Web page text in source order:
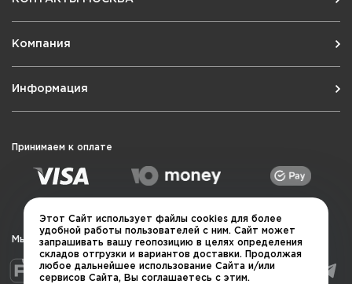
Компания
Информация
Принимаем к оплате
Мы в социальных сетях
Этот Сайт использует файлы cookies для более
удобной работы пользователей с ним. Сайт может
запрашивать вашу геопозицию в целях определения
складов отгрузки и вариантов доставки. Продолжая
любое дальнейшее использование Сайта и/или
сервисов Сайта, Вы соглашаетесь с этим.